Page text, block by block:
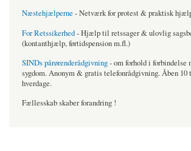
Næstehjælperne - Netværk for protest & praktisk
For Retssikerhed- Hjælp til retssager & ulovlig
(kontanthjælp, førtidspension m.fl.)
SINDs pårørenderådgivning- om forhold i forbindelse
sygdom. Anonym & gratis telefonrådgivning. Åben
hverdage.
Fællesskab skaber forandring !